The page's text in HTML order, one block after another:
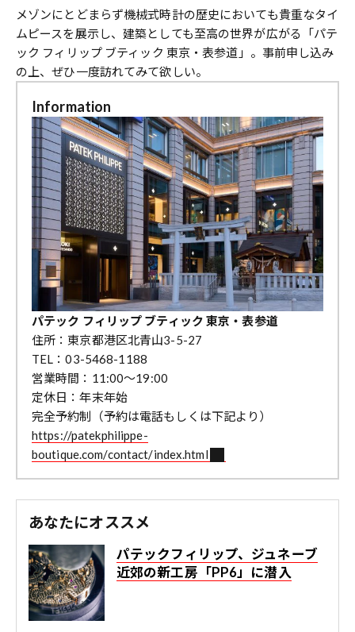
メゾンにとどまらず機械式時計の歴史においても貴重なタイ
ムピースを展示し、建築としても至高の世界が広がる「パテ
ック フィリップ ブティック 東京・表参道」。事前申し込み
の上、ぜひ一度訪れてみて欲しい。
Information
パテック フィリップ ブティック 東京・表参道
住所：東京都港区北青山3-5-27
TEL：03-5468-1188
営業時間：11:00〜19:00
定休日：年末年始
完全予約制（予約は電話もしくは下記より）
https://patekphilippe-
boutique.com/contact/index.html
あなたにオススメ
パテックフィリップ、ジュネーブ
近郊の新工房「PP6」に潜入